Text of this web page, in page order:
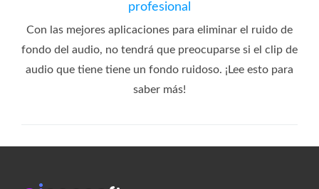
profesional
Con las mejores aplicaciones para eliminar el ruido de
fondo del audio, no tendrá que preocuparse si el clip de
audio que tiene tiene un fondo ruidoso. ¡Lee esto para
saber más!